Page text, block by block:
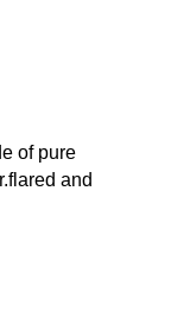
of pure
and